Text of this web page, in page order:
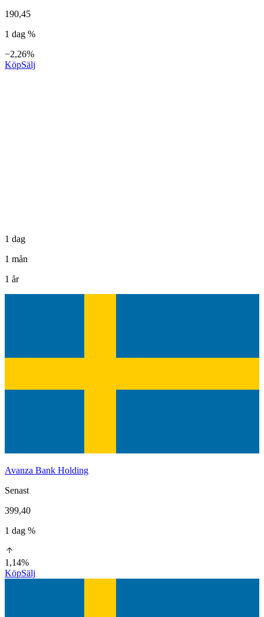
190,45
1 dag %
−2,26%
KöpSälj
1 dag
1 mån
1 år
Avanza Bank Holding
Senast
399,40
1 dag %
1,14%
KöpSälj